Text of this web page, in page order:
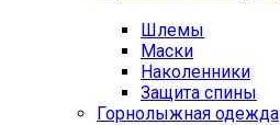
Шлемы
Маски
Наколенники
Защита спины
Горнолыжная одежда